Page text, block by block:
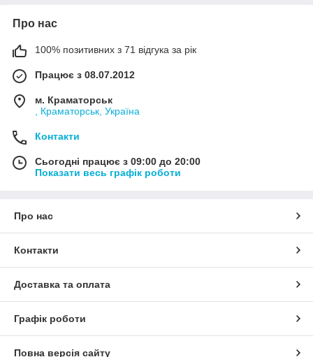
Про нас
100% позитивних з 71 відгука за рік
Працює з 08.07.2012
м. Краматорськ
, Краматорськ, Україна
Контакти
Сьогодні працює з 09:00 до 20:00
Показати весь графік роботи
Про нас
Контакти
Доставка та оплата
Графік роботи
Повна версія сайту